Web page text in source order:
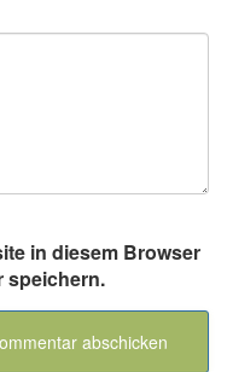
in diesem Browser
speichern.